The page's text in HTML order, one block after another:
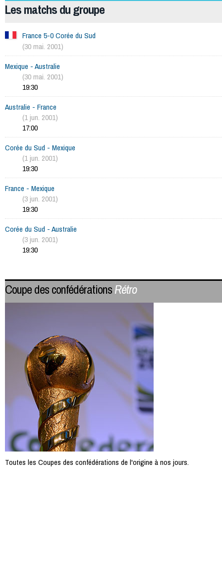
Les matchs du groupe
France 5-0 Corée du Sud
(30 mai. 2001)
Mexique - Australie
(30 mai. 2001)
19:30
Australie - France
(1 jun. 2001)
17:00
Corée du Sud - Mexique
(1 jun. 2001)
19:30
France - Mexique
(3 jun. 2001)
19:30
Corée du Sud - Australie
(3 jun. 2001)
19:30
Coupe des confédérationsRétro
Toutes les Coupes des confédérations de l'origine à nos jours.